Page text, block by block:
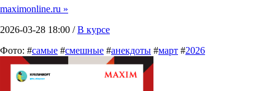
maximonline.ru »
2026-03-28 18:00 /В курсе
Фото: #самые #смешные #анекдоты #март #2026